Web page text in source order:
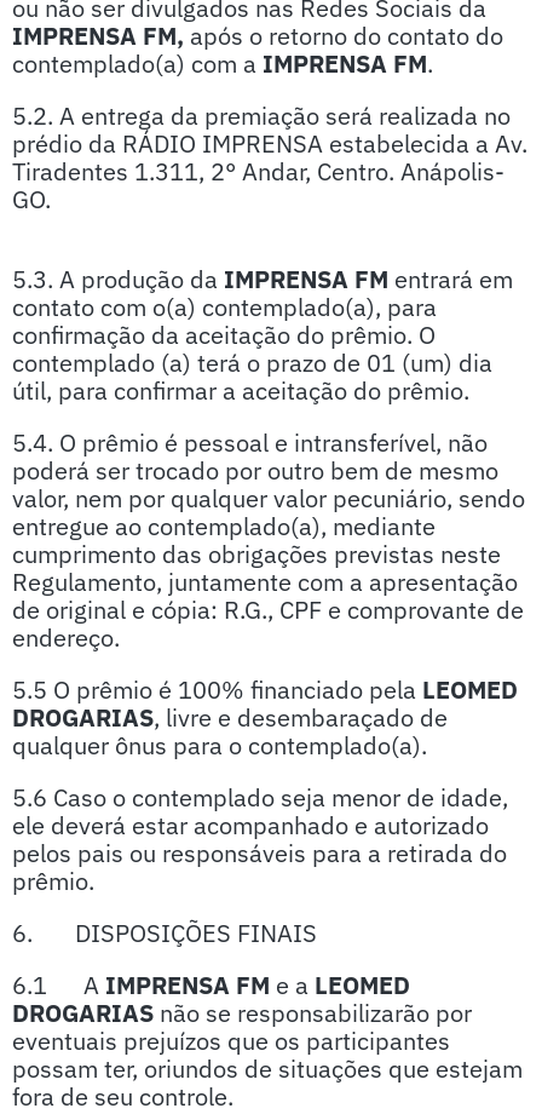
ou não ser divulgados nas Redes Sociais da
IMPRENSA FM, após o retorno do contato do
contemplado(a) com a IMPRENSA FM.
5.2. A entrega da premiação será realizada no
prédio da RÁDIO IMPRENSA estabelecida a Av.
Tiradentes 1.311, 2° Andar, Centro. Anápolis-
GO.
5.3. A produção da IMPRENSA FM entrará em
contato com o(a) contemplado(a), para
confirmação da aceitação do prêmio. O
contemplado (a) terá o prazo de 01 (um) dia
útil, para confirmar a aceitação do prêmio.
5.4. O prêmio é pessoal e intransferível, não
poderá ser trocado por outro bem de mesmo
valor, nem por qualquer valor pecuniário, sendo
entregue ao contemplado(a), mediante
cumprimento das obrigações previstas neste
Regulamento, juntamente com a apresentação
de original e cópia: R.G., CPF e comprovante de
endereço.
5.5 O prêmio é 100% financiado pela LEOMED
DROGARIAS, livre e desembaraçado de
qualquer ônus para o contemplado(a).
5.6 Caso o contemplado seja menor de idade,
ele deverá estar acompanhado e autorizado
pelos pais ou responsáveis para a retirada do
prêmio.
6. DISPOSIÇÕES FINAIS
6.1 A IMPRENSA FM e a LEOMED
DROGARIAS não se responsabilizarão por
eventuais prejuízos que os participantes
possam ter, oriundos de situações que estejam
fora de seu controle.